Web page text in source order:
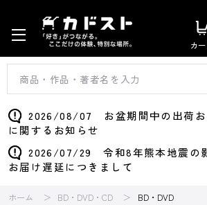
カ
2026/08/07 お盆期間中の出荷お
に関するお知らせ
2026/07/29 令和8年熊本地震の
お届け遅延につきまして
ホーム BD・DVD・CD BD・DVD